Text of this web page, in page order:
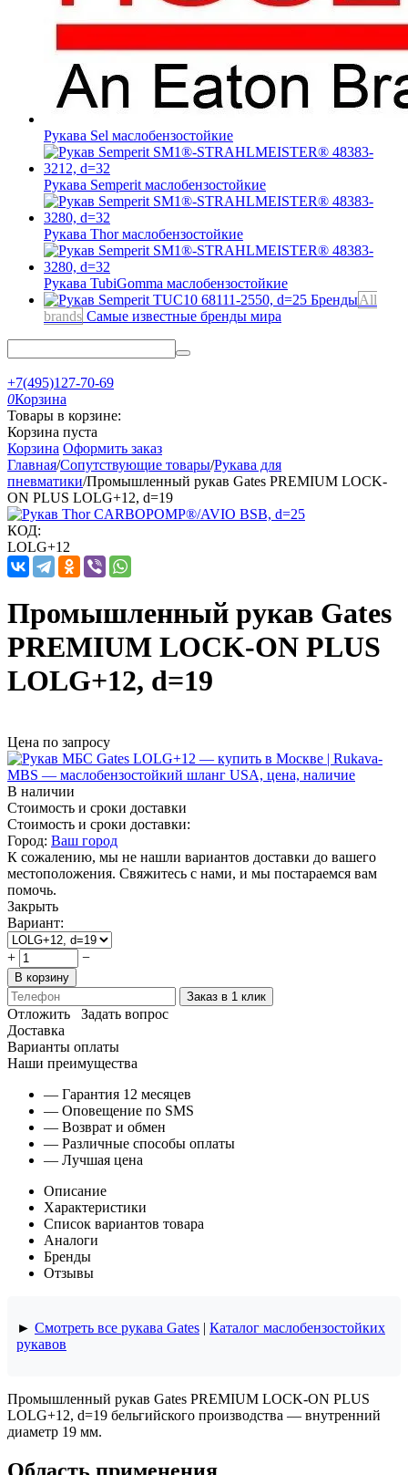
Рукава Sel маслобензостойкие
Рукава Semperit маслобензостойкие
Рукава Thorмаслобензостойкие
Рукава TubiGomma маслобензостойкие
БрендыAll
brands Самые известные бренды мира
+7(495)127-70-69
0Корзина
Товары в корзине:
Корзина пуста
Корзина Оформить заказ
Главная/Сопутствующие товары/Рукава для
пневматики/Промышленный рукав Gates PREMIUM LOCK-
ON PLUS LOLG+12, d=19
КОД:
LOLG+12
Промышленный рукав Gates
PREMIUM LOCK-ON PLUS
LOLG+12, d=19
Цена по запросу
В наличии
Стоимость и сроки доставки
Стоимость и сроки доставки:
Город: Ваш город
К сожалению, мы не нашли вариантов доставки до вашего
местоположения. Свяжитесь с нами, и мы постараемся вам
помочь.
Закрыть
Вариант:
+ −
В корзину
Заказ в 1 клик
Отложить
Задать вопрос
Доставка
Варианты оплаты
Наши преимущества
— Гарантия 12 месяцев
— Оповещение по SMS
— Возврат и обмен
— Различные способы оплаты
— Лучшая цена
Описание
Характеристики
Список вариантов товара
Аналоги
Бренды
Отзывы
► Смотреть все рукава Gates | Каталог маслобензостойких
рукавов
Промышленный рукав Gates PREMIUM LOCK-ON PLUS
LOLG+12, d=19 бельгийского производства — внутренний
диаметр 19 мм.
Область применения